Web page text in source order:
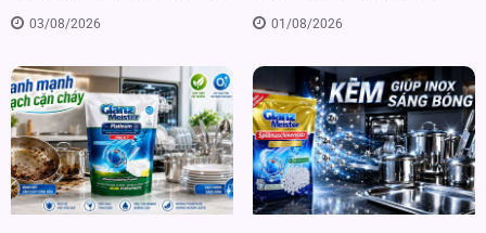
03/08/2026
nào?01/08/2026